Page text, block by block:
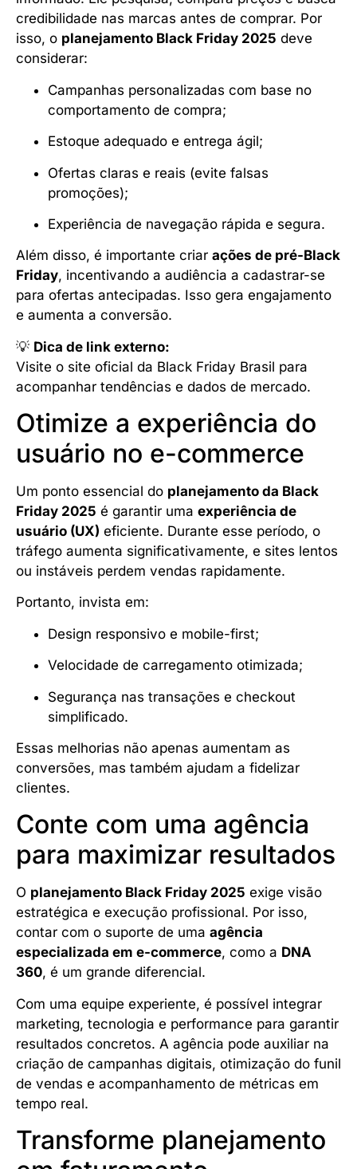
credibilidade nas marcas antes de comprar. Por
isso, o planejamento Black Friday 2025 deve
considerar:
Campanhas personalizadas com base no
comportamento de compra;
Estoque adequado e entrega ágil;
Ofertas claras e reais (evite falsas
promoções);
Experiência de navegação rápida e segura.
Além disso, é importante criar ações de pré-Black
Friday, incentivando a audiência a cadastrar-se
para ofertas antecipadas. Isso gera engajamento
e aumenta a conversão.
💡 Dica de link externo:
Visite o site oficial da Black Friday Brasil para
acompanhar tendências e dados de mercado.
Otimize a experiência do
usuário no e-commerce
Um ponto essencial do planejamento da Black
Friday 2025 é garantir uma experiência de
usuário (UX) eficiente. Durante esse período, o
tráfego aumenta significativamente, e sites lentos
ou instáveis perdem vendas rapidamente.
Portanto, invista em:
Design responsivo e mobile-first;
Velocidade de carregamento otimizada;
Segurança nas transações e checkout
simplificado.
Essas melhorias não apenas aumentam as
conversões, mas também ajudam a fidelizar
clientes.
Conte com uma agência
para maximizar resultados
O planejamento Black Friday 2025 exige visão
estratégica e execução profissional. Por isso,
contar com o suporte de uma agência
especializada em e-commerce, como a DNA
360, é um grande diferencial.
Com uma equipe experiente, é possível integrar
marketing, tecnologia e performance para garantir
resultados concretos. A agência pode auxiliar na
criação de campanhas digitais, otimização do funil
de vendas e acompanhamento de métricas em
tempo real.
Transforme planejamento